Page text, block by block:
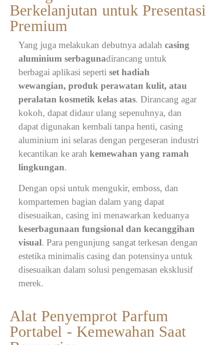
Berkelanjutan untuk Presentasi
Premium
Yang juga melakukan debutnya adalah casing
aluminium serbagunadirancang untuk
berbagai aplikasi seperti set hadiah
wewangian, produk perawatan kulit, atau
peralatan kosmetik kelas atas. Dirancang agar
kokoh, dapat didaur ulang sepenuhnya, dan
dapat digunakan kembali tanpa henti, casing
aluminium ini selaras dengan pergeseran industri
kecantikan ke arah kemewahan yang ramah
lingkungan.
Dengan opsi untuk mengukir, emboss, dan
kompartemen bagian dalam yang dapat
disesuaikan, casing ini menawarkan keduanya
keserbagunaan fungsional dan kecanggihan
visual. Para pengunjung sangat terkesan dengan
estetika minimalis casing dan potensinya untuk
disesuaikan dalam solusi pengemasan eksklusif
merek.
Alat Penyemprot Parfum
Portabel - Kemewahan Saat